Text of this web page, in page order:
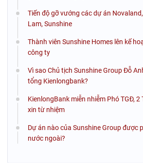
Tiến độ gỡ vướng các dự án
Lam, Sunshine
Thành viên Sunshine Homes lên kế
công ty
Vì sao Chủ tịch Sunshine Group Đỗ
tổng Kienlongbank?
KienlongBank miễn nhiễm Phó TGĐ, 2
xin từ nhiệm
Dự án nào của Sunshine Group được
nước ngoài?